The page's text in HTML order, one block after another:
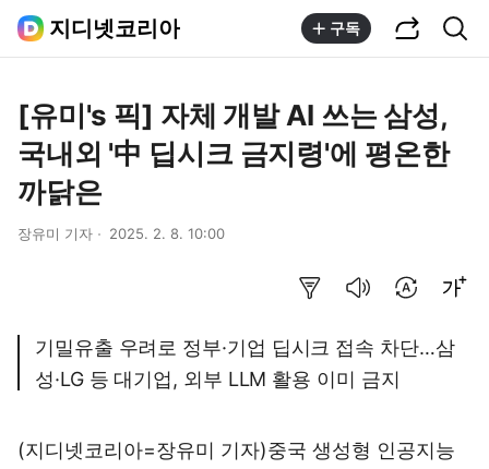
지디넷코리아 구독
[유미's 픽] 자체 개발 AI 쓰는 삼성,
국내외 '中 딥시크 금지령'에 평온한
까닭은
장유미 기자 2025. 2. 8. 10:00
기밀유출 우려로 정부·기업 딥시크 접속 차단…삼
성·LG 등 대기업, 외부 LLM 활용 이미 금지
(지디넷코리아=장유미 기자)중국 생성형 인공지능